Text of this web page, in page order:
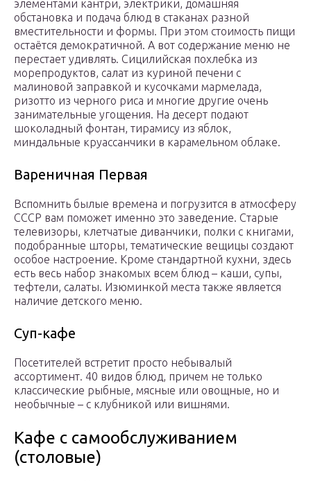
элементами кантри, электрики, домашняя
обстановка и подача блюд в стаканах разной
вместительности и формы. При этом стоимость пищи
остаётся демократичной. А вот содержание меню не
перестает удивлять. Сицилийская похлебка из
морепродуктов, салат из куриной печени с
малиновой заправкой и кусочками мармелада,
ризотто из черного риса и многие другие очень
занимательные угощения. На десерт подают
шоколадный фонтан, тирамису из яблок,
миндальные круассанчики в карамельном облаке.
Вареничная Первая
Вспомнить былые времена и погрузится в атмосферу
СССР вам поможет именно это заведение. Старые
телевизоры, клетчатые диванчики, полки с книгами,
подобранные шторы, тематические вещицы создают
особое настроение. Кроме стандартной кухни, здесь
есть весь набор знакомых всем блюд – каши, супы,
тефтели, салаты. Изюминкой места также является
наличие детского меню.
Суп-кафе
Посетителей встретит просто небывалый
ассортимент. 40 видов блюд, причем не только
классические рыбные, мясные или овощные, но и
необычные – с клубникой или вишнями.
Кафе с самообслуживанием
(столовые)